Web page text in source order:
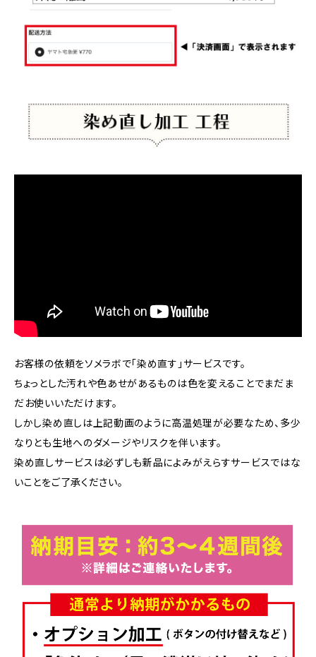
お客様の依頼をソメラボで「染め直す」サービスです。
ちょっとした汚れや色あせがあるものは色を変えることでまだま
だお使いいただけます。
しかし染め直しは上記動画のように高温処理が必要なため、多少
なりとも生地へのダメージやリスクを伴います。
染め直しサービスは必ずしも新品によみがえらすサービスではな
いことをご了承ください。